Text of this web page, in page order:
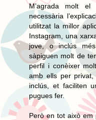
M’agrada molt
necessària
utilitzat la millor
Instagram, una
jove, o inclús
sàpiguen molt de
perfil i conèixer
amb ells per
inclús, et faciliten
pugues fer.
Però en tot això